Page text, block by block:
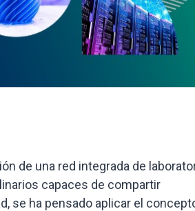
de una red integrada de
capaces de compartir
se ha pensado aplicar el